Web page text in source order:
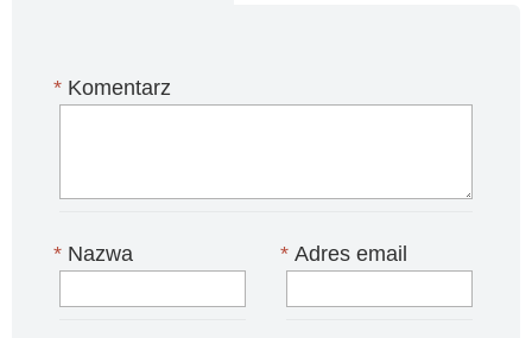
Komentarz
*
Nazwa
* Adres email
*